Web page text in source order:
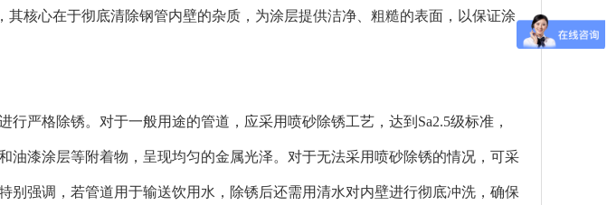
其核心在于彻底清除钢管内壁的杂质，为涂层提供洁净、粗糙的表面，以保证涂
严格除锈。对于一般用途的管道，应采用喷砂除锈工艺，达到Sa2.5级标准，
油漆涂层等附着物，呈现均匀的金属光泽。对于无法采用喷砂除锈的情况，可采
别强调，若管道用于输送饮用水，除锈后还需用清水对内壁进行彻底冲洗，确保